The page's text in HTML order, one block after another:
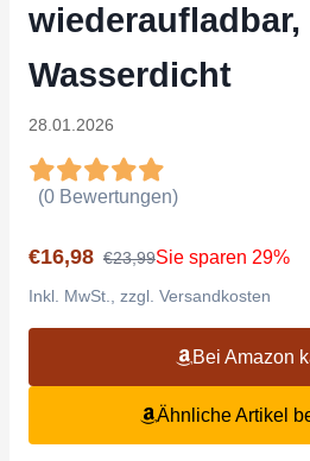
wiederaufladbar,
Wasserdicht
28.01.2026
(0 Bewertungen)
€16,98 €23,99Sie sparen 29%
Inkl. MwSt., zzgl. Versandkosten
Bei Amazon
Ähnliche Artikel